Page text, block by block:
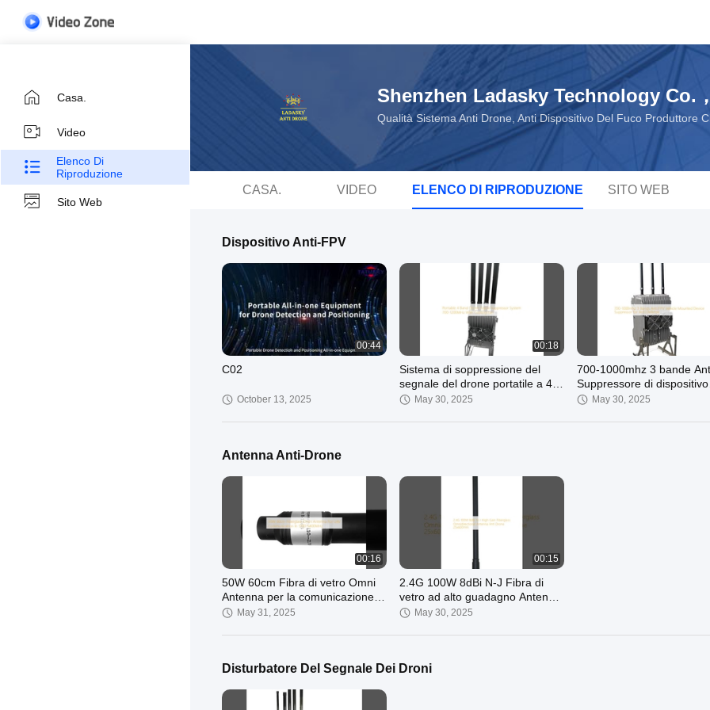
Casa.
Video
Elenco Di
Riproduzione
Sito Web
Shenzhen Ladasky Technology Co.
Qualità Sistema Anti Drone, Anti Dispositivo Del Fuco Produttore
CASA. VIDEO ELENCO DI RIPRODUZIONE SITO WEB
Dispositivo Anti-FPV
00:44
C02
October 13, 2025
00:18
Sistema di soppressione del
segnale del drone portatile a 4
bande 700-1200MHz con
May 30, 2025
700-1000mhz 3 bande
Suppressore di dispositivo
montato sul veicolo per la
May 30, 2025
Antenna Anti-Drone
00:16
50W 60cm Fibra di vetro Omni
Antenna per la comunicazione
UAV In 5100-5400MHz
May 31, 2025
00:15
2.4G 100W 8dBi N-J Fibra di
vetro ad alto guadagno Antenna
omnidirezionale anti drone
May 30, 2025
Disturbatore Del Segnale Dei Droni